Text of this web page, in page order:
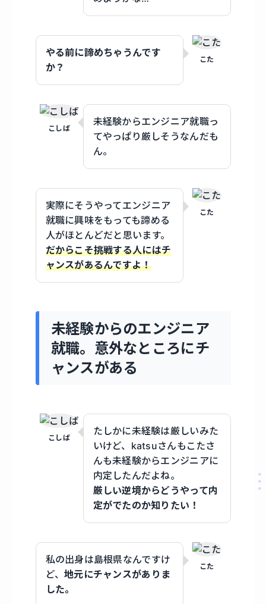
こた
やる前に諦めちゃうんです
か？
こしば
未経験からエンジニア就職っ
てやっぱり厳しそうなんだも
ん。
こた
実際にそうやってエンジニア
就職に興味をもっても諦める
人がほとんどだと思います。
だからこそ挑戦する人にはチ
ャンスがあるんですよ！
未経験からのエンジニア
就職。意外なところにチ
ャンスがある
こしば
たしかに未経験は厳しいみた
いけど、katsuさんもこたさ
んも未経験からエンジニアに
内定したんだよね。
厳しい逆境からどうやって内
定がでたのか知りたい！
こた
私の出身は島根県なんですけ
ど、地元にチャンスがありま
した。